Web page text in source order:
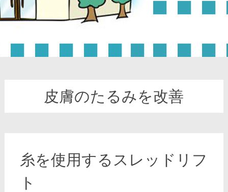
皮膚のたるみを改善
糸を使用するスレッドリフ
ト